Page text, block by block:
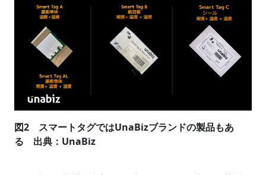
図2 スマートタグではUnaBizブランドの製品もあ
る 出典：UnaBiz